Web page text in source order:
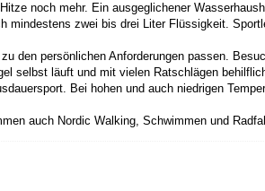
noch mehr. Ein ausgeglichener
mindestens zwei bis drei Liter Flüssigkeit.
den persönlichen Anforderungen passen.
selbst läuft und mit vielen Ratschlägen
Bei hohen und auch niedrigen
auch Nordic Walking, Schwimmen und